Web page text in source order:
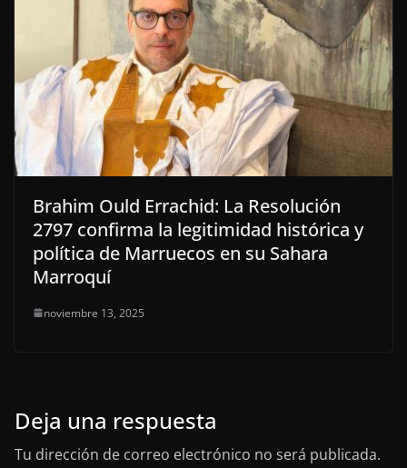
Brahim Ould Errachid: La Resolución
2797 confirma la legitimidad histórica y
política de Marruecos en su Sahara
Marroquí
noviembre 13, 2025
Deja una respuesta
Tu dirección de correo electrónico no será publicada.